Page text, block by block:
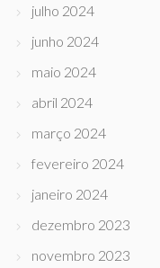
julho 2024
junho 2024
maio 2024
abril 2024
março 2024
fevereiro 2024
janeiro 2024
dezembro 2023
novembro 2023